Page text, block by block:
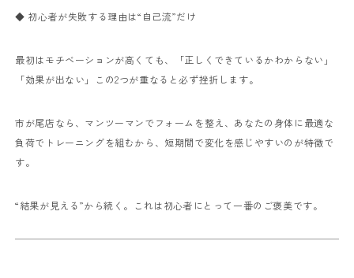
◆ 初心者が失敗する理由は“自己流”だけ
最初はモチベーションが高くても、
「正しくできているかわからない」
「効果が出ない」
この2つが重なると必ず挫折します。
市が尾店なら、マンツーマンでフォームを整え、 あなたの身体に最適な
負荷でトレーニングを組むから、 短期間で変化を感じやすいのが特徴で
す。
“結果が見える”から続く。 これは初心者にとって一番のご褒美です。